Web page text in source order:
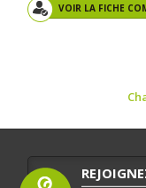
VOIR LA FICHE